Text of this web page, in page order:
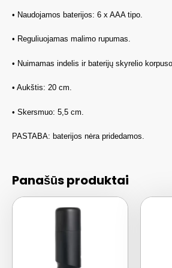
• Naudojamos baterijos: 6 x AAA tipo.
• Reguliuojamas malimo rupumas.
• Nuimamas indelis ir baterijų skyrelio
• Aukštis: 20 cm.
• Skersmuo: 5,5 cm.
PASTABA: baterijos nėra pridedamos.
Panašūs produktai